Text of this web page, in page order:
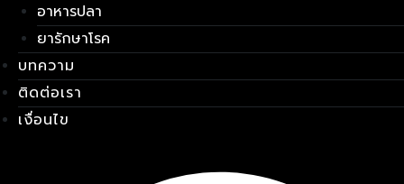
อาหารปลา
ยารักษาโรค
บทความ
ติดต่อเรา
เงื่อนไข